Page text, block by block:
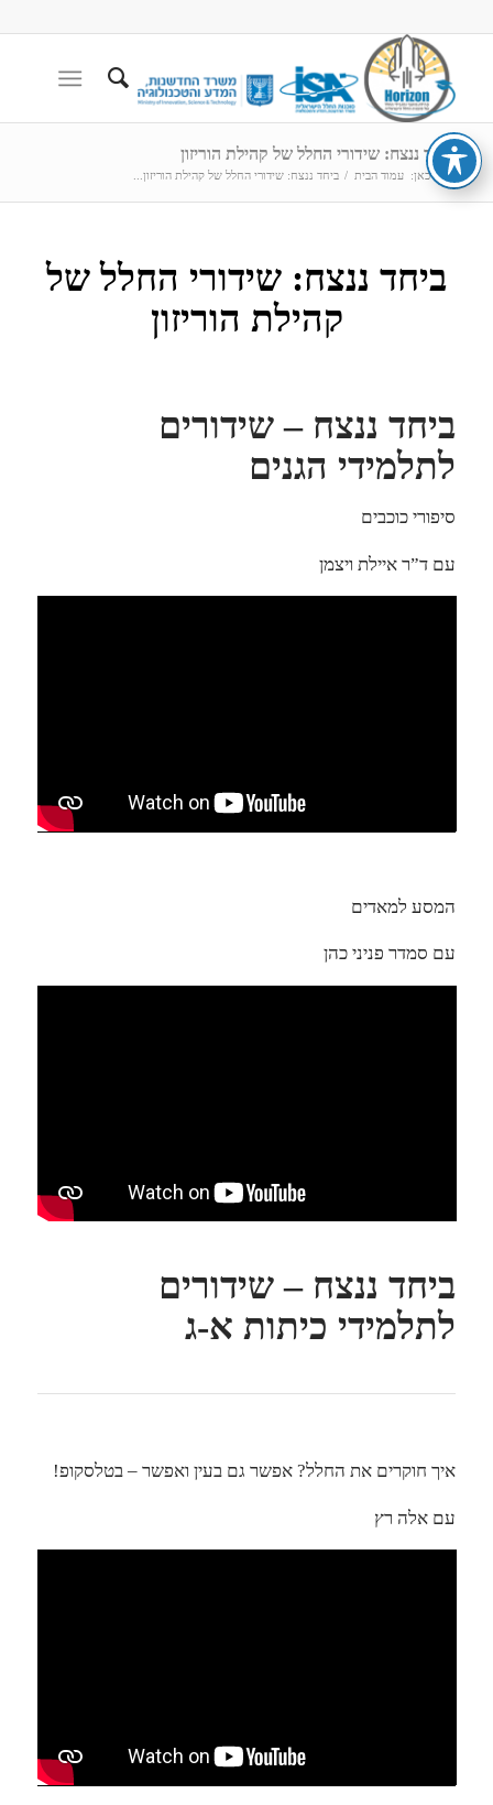
ביחד ננצח: שידורי החלל של קהילת הוריזון
הנך כאן: עמוד הבית / ביחד ננצח: שידורי החלל של קהילת הוריזון...
ביחד ננצח: שידורי החלל של
קהילת הוריזון
ביחד ננצח – שידורים
לתלמידי הגנים
סיפורי כוכבים
עם ד”ר איילת ויצמן
המסע למאדים
עם סמדר פניני כהן
ביחד ננצח – שידורים
לתלמידי כיתות א-ג
איך חוקרים את החלל? אפשר גם בעין ואפשר – בטלסקופ!
עם אלה רץ